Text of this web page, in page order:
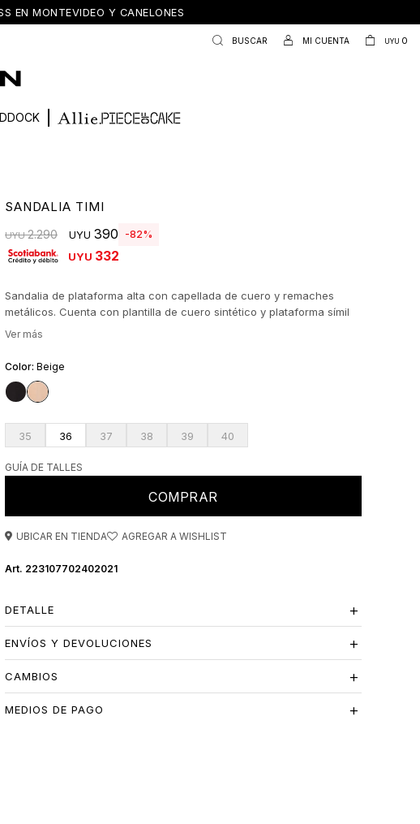
EN MONTEVIDEO Y CANELONES
UYU 0
SANDALIA TIMI
UYU 2.290 UYU 390
82
UYU 332
Sandalia de plataforma alta con capellada de cuero y remaches
metálicos. Cuenta con plantilla de cuero sintético y plataforma símil
madera de 5 cm de alto.
Beige
35 36 37 38 39 40
GUÍA DE TALLES
COMPRAR
UBICAR EN TIENDA
223107702402021
DETALLE
ENVÍOS Y DEVOLUCIONES
CAMBIOS
MEDIOS DE PAGO